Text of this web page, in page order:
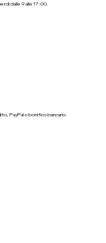
dalle 9 alle 17:00.
PayPal o bonifico bancario.